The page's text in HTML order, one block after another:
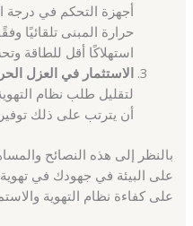
أجهزة التحكم في
حرارة المبنى تلقائيًا
استهلاكًا أقل للطاقة
الاستثمار في العزل
لتقليل طلب نظام
أن يترتب على ذلك
بالنظر إلى هذه النصائح
على البيئة في جهودك في
على كفاءة نظام التهوية